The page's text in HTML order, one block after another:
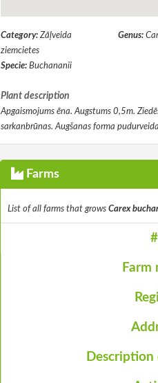
Category: Zāļveida
ziemcietes
Genus:
Specie: Buchananii
Plant description
Apgaismojums ēna. Augstums 0,5m.
sarkanbrūnas. Augšanas forma pudurveida
Farms
List of all farms that grows Carex
#
Farm